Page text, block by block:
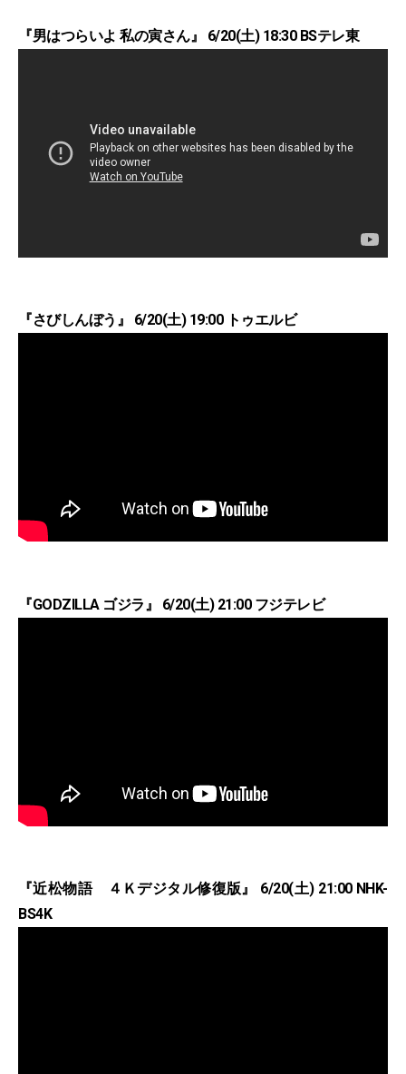
『男はつらいよ 私の寅さん』 6/20(土) 18:30 BSテレ東
『さびしんぼう』 6/20(土) 19:00 トゥエルビ
『GODZILLA ゴジラ』 6/20(土) 21:00 フジテレビ
『近松物語 ４Ｋデジタル修復版』 6/20(土) 21:00 NHK-
BS4K